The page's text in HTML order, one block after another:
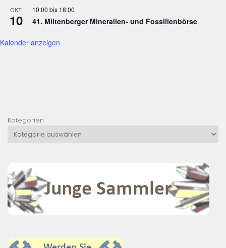
OKT.
10
10:00 bis 18:00
41. Miltenberger Mineralien- und Fossilienbörse
Kalender anzeigen
Kategorien